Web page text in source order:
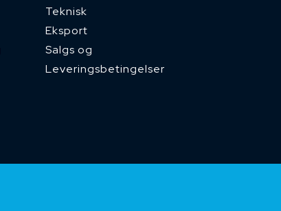
Teknisk
Eksport
Salgs og
Leveringsbetingelser